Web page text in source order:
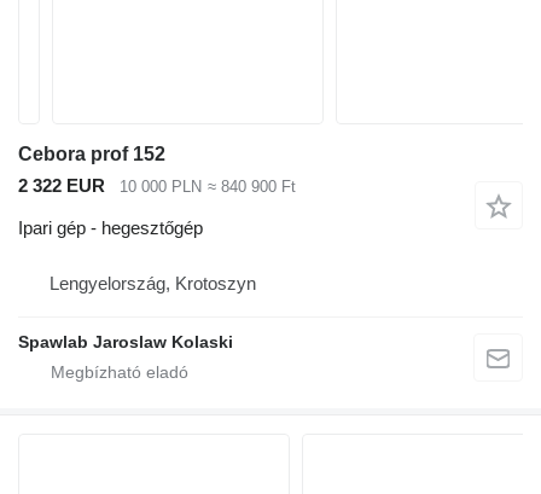
Cebora prof 152
2 322 EUR
10 000 PLN ≈ 840 900 Ft
Ipari gép - hegesztőgép
Lengyelország, Krotoszyn
Spawlab Jaroslaw Kolaski